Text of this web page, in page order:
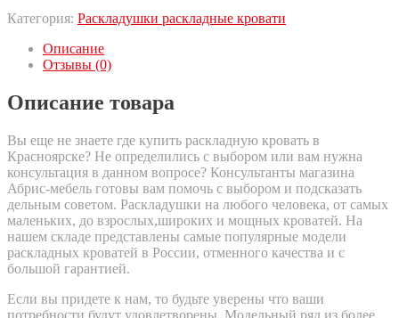
Категория: Раскладушки раскладные кровати
Описание
Отзывы (0)
Описание товара
Вы еще не знаете где купить раскладную кровать в
Красноярске? Не определились с выбором или вам нужна
консультация в данном вопросе? Консультанты магазина
Абрис-мебель готовы вам помочь с выбором и подсказать
дельным советом. Раскладушки на любого человека, от самых
маленьких, до взрослых,широких и мощных кроватей. На
нашем складе представлены самые популярные модели
раскладных кроватей в России, отменного качества и с
большой гарантией.
Если вы придете к нам, то будьте уверены что ваши
потребности будут удовлетворены. Модельный ряд из более